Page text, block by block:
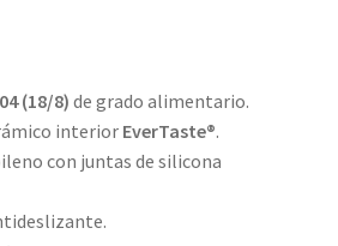
(18/8)de grado alimentario.
interior EverTaste®.
con juntas de silicona